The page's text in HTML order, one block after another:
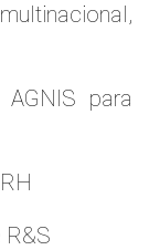
para
R&S